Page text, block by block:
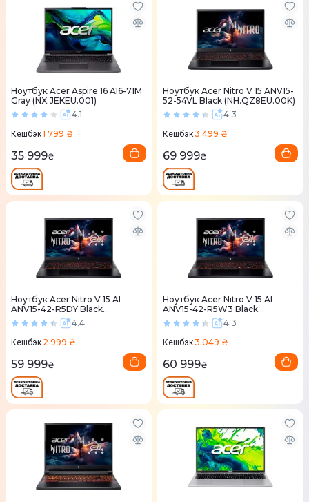
Ноутбук Acer Aspire 16 A16-71M
Gray (NX.JEKEU.001)
4.1
Кешбэк1 799 ₴
35 999₴
Ноутбук Acer Nitro V 15 ANV15-
52-54VL Black (NH.QZ8EU.00K)
4.3
Кешбэк3 499 ₴
69 999₴
Ноутбук Acer Nitro V 15 AI
ANV15-42-R5DY Black
(NH.QV4EU.006)4.4
Кешбэк 2 999 ₴
59 999₴
Ноутбук Acer Nitro V 15 AI
ANV15-42-R5W3 Black
(NH.U31EU.00C)4.3
Кешбэк3 049 ₴
60 999₴